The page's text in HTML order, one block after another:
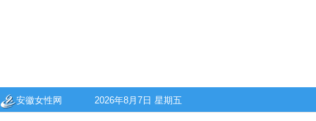
安徽女性网 2026年8月7日 星期五